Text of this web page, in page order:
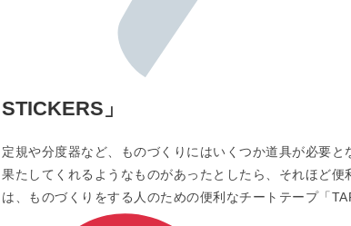
STICKERS」
定規や分度器など、ものづくりにはいくつか道具が必要
果たしてくれるようなものがあったとしたら、それほど便
は、ものづくりをする人のための便利なチートテープ「